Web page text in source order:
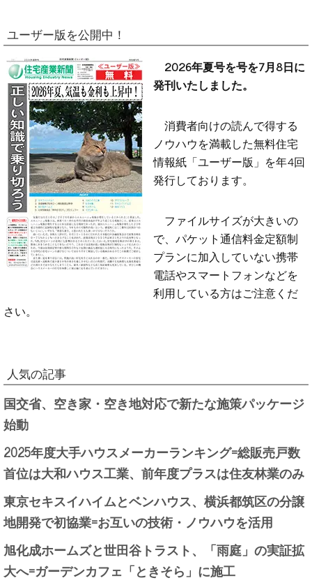
ユーザー版を公開中！
2026年夏号を号を7月8日に
発刊いたしました。
消費者向けの読んで得する
ノウハウを満載した無料住宅
情報紙「ユーザー版」を年4回
発行しております。
ファイルサイズが大きいの
で、パケット通信料金定額制
プランに加入していない携帯
電話やスマートフォンなどを
利用している方はご注意くだ
さい。
人気の記事
国交省、空き家・空き地対応で新たな施策パッケージ
始動
2025年度大手ハウスメーカーランキング=総販売戸数
首位は大和ハウス工業、前年度プラスは住友林業のみ
東京セキスイハイムとベンハウス、横浜都筑区の分譲
地開発で初協業=お互いの技術・ノウハウを活用
旭化成ホームズと世田谷トラスト、「雨庭」の実証拡
大へ=ガーデンカフェ「ときそら」に施工